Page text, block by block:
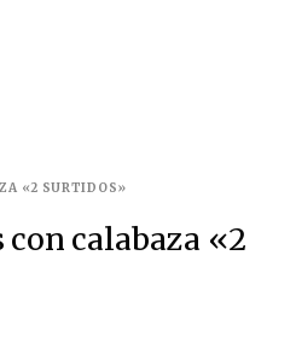
«2 SURTIDOS»
calabaza «2